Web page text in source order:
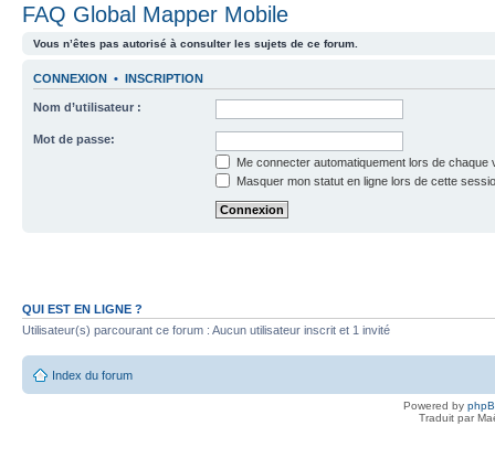
FAQ Global Mapper Mobile
Vous n’êtes pas autorisé à consulter les sujets de ce forum.
CONNEXION • INSCRIPTION
Nom d’utilisateur :
Mot de passe:
Me connecter automatiquement lors de chaque
Masquer mon statut en ligne lors de cette
QUI EST EN LIGNE ?
Utilisateur(s) parcourant ce forum : Aucun utilisateur inscrit et 1 invité
Index du forum
Powered by
Traduit par